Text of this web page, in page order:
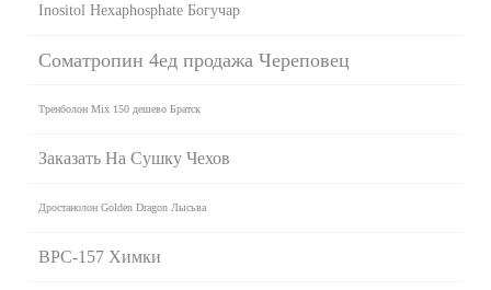
Inositol Hexaphosphate Богучар
Cоматропин 4ед продажа Череповец
Тренболон Mix 150 дешево Братск
Заказать На Сушку Чехов
Дростанолон Golden Dragon Лысьва
BPC-157 Химки